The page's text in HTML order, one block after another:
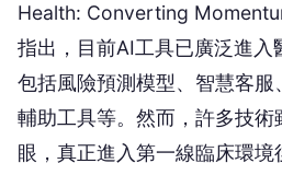
Health: Converting
指出，目前AI工具已廣泛進入
包括風險預測模型、智慧客服
輔助工具等。然而，許多技
眼，真正進入第一線臨床環